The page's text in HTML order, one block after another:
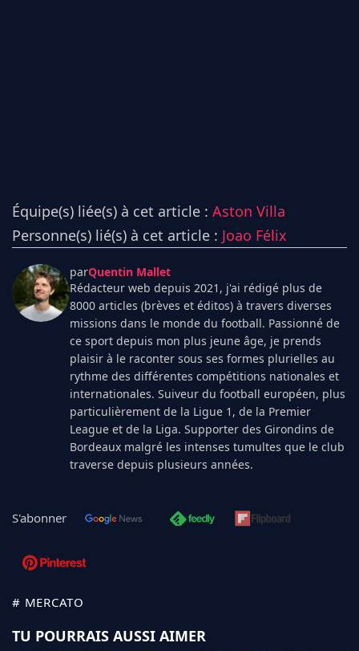
Équipe(s) liée(s) à cet article : Aston Villa
Personne(s) lié(s) à cet article : Joao Félix
parQuentin Mallet
Rédacteur web depuis 2021, j'ai rédigé plus de
8000 articles (brèves et éditos) à travers diverses
missions dans le monde du football. Passionné de
ce sport depuis mon plus jeune âge, je prends
plaisir à le raconter sous ses formes plurielles au
rythme des différentes compétitions nationales et
internationales. Suiveur du football européen, plus
particulièrement de la Ligue 1, de la Premier
League et de la Liga. Supporter des Girondins de
Bordeaux malgré les intenses tumultes que le club
traverse depuis plusieurs années.
S'abonner
# MERCATO
TU POURRAIS AUSSI AIMER